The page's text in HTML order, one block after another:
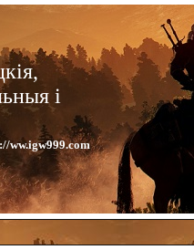
і
ww.igw999.com